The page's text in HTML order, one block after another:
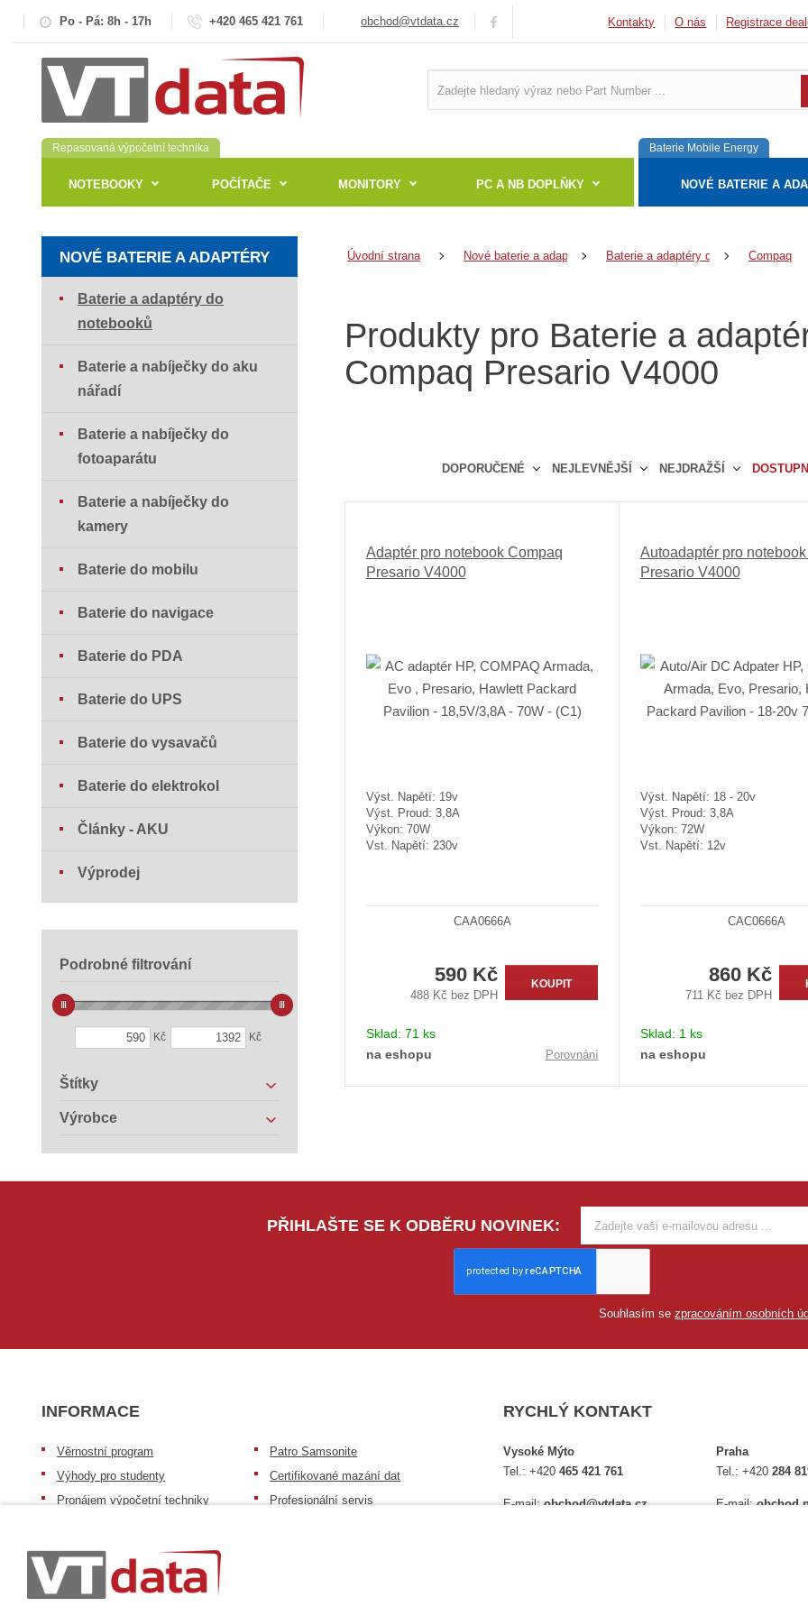
Po - Pá: 8h - 17h +420 465 421 761 obchod@vtdata.cz Kontakty O nás Registrace
Repasovaná výpočetní technika
NOTEBOOKY POČÍTAČE MONITORY PC A NB DOPLŇKY
Baterie Mobile Energy
NOVÉ BATERIE A
Úvodní strana Nové baterie a adaptéry Baterie a adaptéry do notebooků
Compaq
Produkty pro Baterie a
Compaq Presario V4000
DOPORUČENÉ NEJLEVNĚJŠÍ NEJDRAŽŠÍ
e
d
u
k
Adaptér pro notebook Compaq
Presario V4000
Výst. Napětí: 19v
Výst. Proud: 3,8A
Výkon: 70W
Vst. Napětí: 230v
CAA0666A
590 Kč
488 Kč bez DPH
KOUPIT
Sklad: 71 ks
na eshopu
Porovnání
Autoadaptér pro
Presario V4000
Výst. Napětí: 18 - 20v
Výst. Proud: 3,8A
Výkon: 72W
Vst. Napětí: 12v
CAC0666A
860 Kč
711 Kč bez DPH
Sklad: 1 ks
na eshopu
NOVÉ BATERIE A ADAPTÉRY
Baterie a adaptéry do
notebooků
Baterie a nabíječky do aku
nářadí
Baterie a nabíječky do
fotoaparátu
Baterie a nabíječky do
kamery
Baterie do mobilu
Baterie do navigace
Baterie do PDA
Baterie do UPS
Baterie do vysavačů
Baterie do elektrokol
Články - AKU
Výprodej
Podrobné filtrování
Kč Kč
Štítky
Výrobce
PŘIHLAŠTE SE K ODBĚRU NOVINEK:
Souhlasím se zpracováním osobních
INFORMACE
Věrnostní program
Výhody pro studenty
Pronájem výpočetní techniky
Patro repasovaná výpočetní
technika
Patro baterie mobile energy
Patro Samsonite
Certifikované mazání dat
Profesionální servis
RYCHLÝ KONTAKT
Vysoké Mýto
Tel.:+420465 421 761
E-mail:obchod@vtdata.cz
Praha
Tel.:+420284
E-mail: